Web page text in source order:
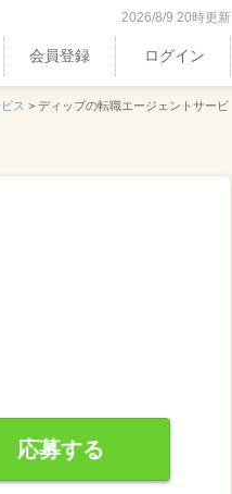
2026/8/9 20時更新
会員登録 ログイン
ス > ディップの転職エージェントサービ
応募する